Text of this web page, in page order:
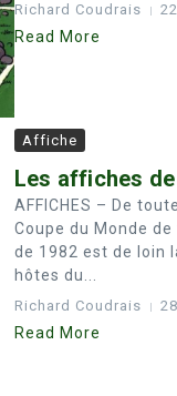
Richard Coudrais
Read More
Affiche
Les affiches
AFFICHES – De
Coupe du Monde
de 1982 est de loin
hôtes du...
Richard Coudrais
Read More